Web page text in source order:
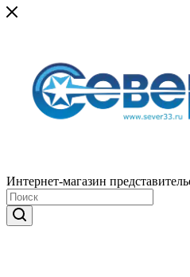
Интернет-магазин